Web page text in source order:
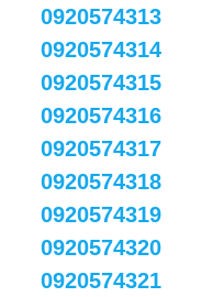
0920574313
0920574314
0920574315
0920574316
0920574317
0920574318
0920574319
0920574320
0920574321